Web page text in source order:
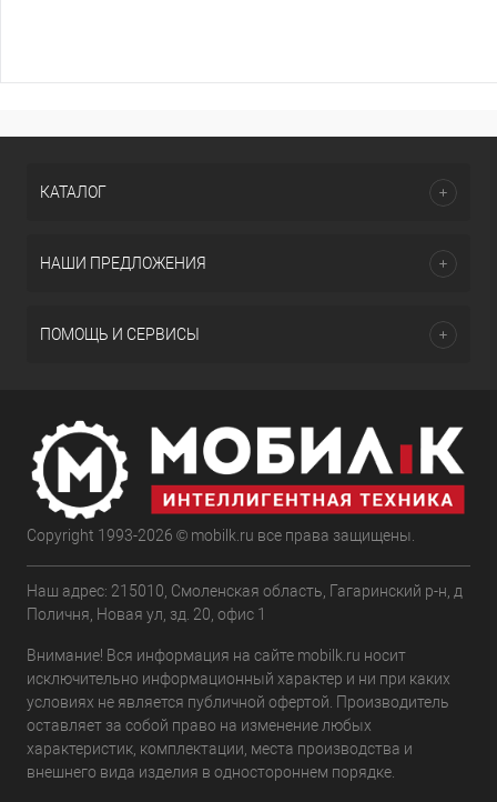
КАТАЛОГ
НАШИ ПРЕДЛОЖЕНИЯ
ПОМОЩЬ И СЕРВИСЫ
Copyright 1993-2026 © mobilk.ru все права защищены.
Наш адрес: 215010, Смоленская область, Гагаринский р-н, д
Поличня, Новая ул, зд. 20, офис 1
Внимание! Вся информация на сайте mobilk.ru носит
исключительно информационный характер и ни при каких
условиях не является публичной офертой. Производитель
оставляет за собой право на изменение любых
характеристик, комплектации, места производства и
внешнего вида изделия в одностороннем порядке.